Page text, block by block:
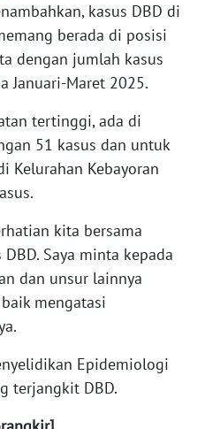
kasus DBD di
berada di posisi
dengan jumlah kasus
Januari-Maret 2025.
tertinggi, ada di
51 kasus dan untuk
Kelurahan Kebayoran
kita bersama
Saya minta kepada
dan unsur lainnya
mengatasi
Epidemiologi
terjangkit DBD.